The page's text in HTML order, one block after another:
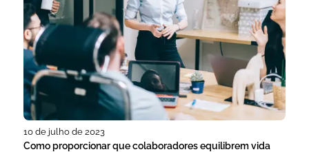
10 de julho de 2023
Como proporcionar que colaboradores equilibrem vida